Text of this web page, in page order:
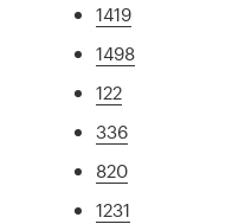
1419
1498
122
336
820
1231